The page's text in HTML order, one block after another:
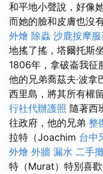
和平地小聲說，好像
而她的臉和皮膚也沒
外燴 除蟲 沙鹿按摩服
地搖了搖，塔爾托斯
1806年，拿破崙我征
他的兄弟喬茲夫·波拿
西里島，將其所有權
行社代辦護照 隨著西
往政府，他的兄弟 整
拉特（Joachim 台中
外燴 外牆 漏水 二手
特（Murat）特別喜